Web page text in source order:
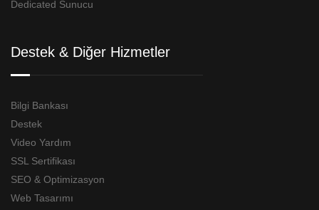
Dedicated Sunucu
Destek & Diğer Hizmetler
Bilgi Bankası
Destek
Video Yardım
SSL Sertifikası
SEO & Optimizasyon
Web Tasarımı